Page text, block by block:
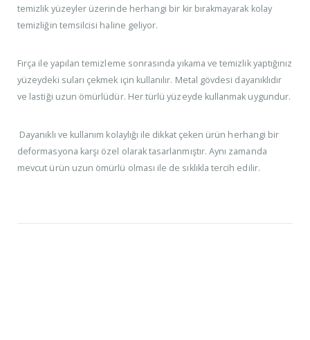
temizlik yüzeyler üzerinde herhangi bir kir bırakmayarak kolay
temizliğin temsilcisi haline geliyor.
Fırça ile yapılan temizleme sonrasında yıkama ve temizlik yaptığınız
yüzeydeki suları çekmek için kullanılır. Metal gövdesi dayanıklıdır
ve lastiği uzun ömürlüdür. Her türlü yüzeyde kullanmak uygundur.
Dayanıklı ve kullanım kolaylığı ile dikkat çeken ürün herhangi bir
deformasyona karşı özel olarak tasarlanmıştır. Aynı zamanda
mevcut ürün uzun ömürlü olması ile de sıklıkla tercih edilir.